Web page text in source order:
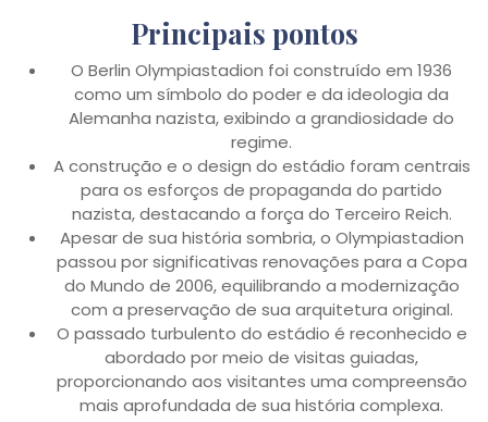
Principais pontos
O Berlin Olympiastadion foi construído em 1936
como um símbolo do poder e da ideologia da
Alemanha nazista, exibindo a grandiosidade do
regime.
A construção e o design do estádio foram centrais
para os esforços de propaganda do partido
nazista, destacando a força do Terceiro Reich.
Apesar de sua história sombria, o Olympiastadion
passou por significativas renovações para a Copa
do Mundo de 2006, equilibrando a modernização
com a preservação de sua arquitetura original.
O passado turbulento do estádio é reconhecido e
abordado por meio de visitas guiadas,
proporcionando aos visitantes uma compreensão
mais aprofundada de sua história complexa.